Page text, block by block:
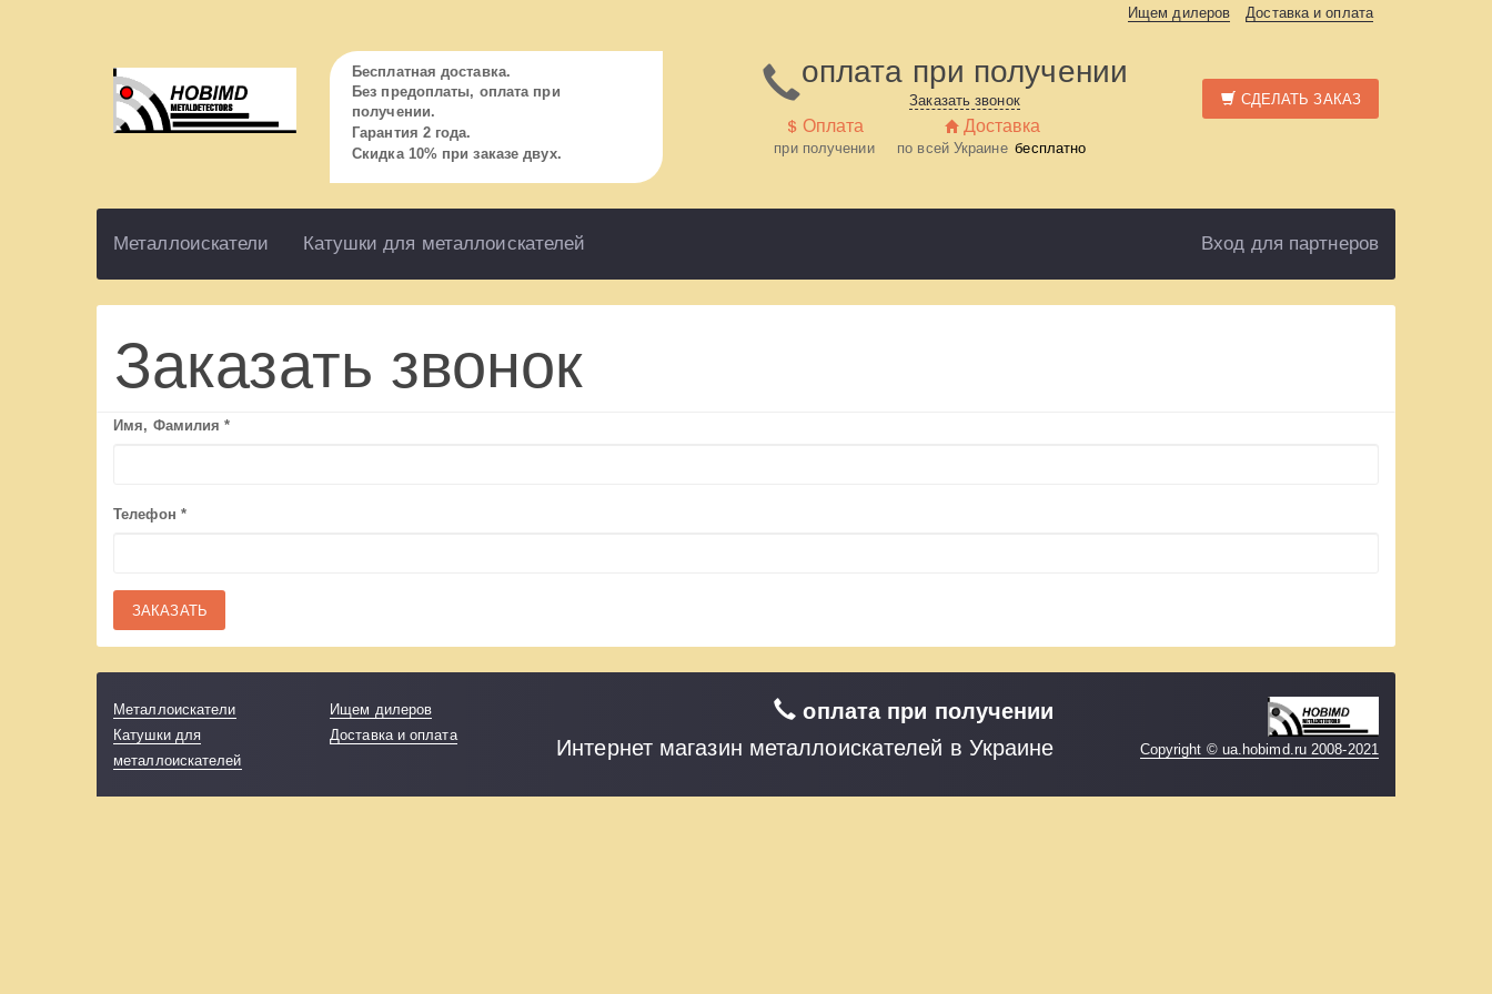
Ищем дилеров Доставка и оплата
Бесплатная доставка.
Без предоплаты, оплата при
получении.
Гарантия 2 года.
Скидка 10% при заказе двух.
оплата при получении
Заказать звонок
Оплата Доставка
при получении по всей Украине бесплатно
СДЕЛАТЬ ЗАКАЗ
Металлоискатели Катушки для металлоискателей Вход для партнеров
Заказать звонок
Имя, Фамилия*
Телефон *
Металлоискатели
Катушки для
металлоискателей
Ищем дилеров
Доставка и оплата
оплата при получении
Интернет магазин металлоискателей в Украине
Copyright © ua.hobimd.ru 2008-2021